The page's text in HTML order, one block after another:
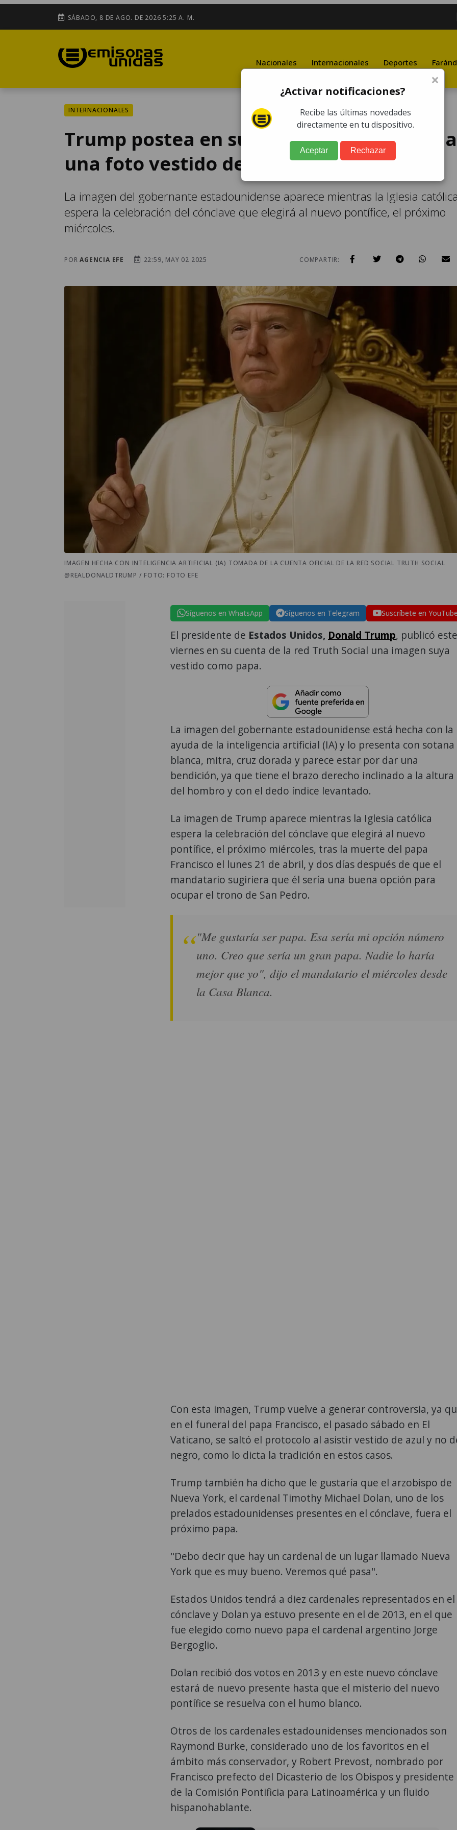
SÁBADO, 8 DE AGO. DE 2026 5:25 A. M.
Nacionales Internacionales Deportes
INTERNACIONALES
Trump postea en su cuenta de Truth
una foto vestido de papa
La imagen del gobernante estadounidense aparece mientras la Iglesia
espera la celebración del cónclave que elegirá al nuevo pontífice, el próximo
miércoles.
PORAGENCIA EFE 22:59, MAY 02 2025 COMPARTIR:
IMAGEN HECHA CON INTELIGENCIA ARTIFICIAL (IA) TOMADA DE LA CUENTA OFICIAL DE LA RED SOCIAL TRUTH SOCIAL
@REALDONALDTRUMP / FOTO: FOTO EFE
Síguenos en WhatsApp Síguenos en Telegram Suscríbete en
El presidente de Estados Unidos, Donald Trump, publicó este
viernes en su cuenta de la red Truth Social una imagen suya
vestido como papa.
La imagen del gobernante estadounidense está hecha con la
ayuda de la inteligencia artificial (IA) y lo presenta con sotana
blanca, mitra, cruz dorada y parece estar por dar una
bendición, ya que tiene el brazo derecho inclinado a la altura
del hombro y con el dedo índice levantado.
La imagen de Trump aparece mientras la Iglesia católica
espera la celebración del cónclave que elegirá al nuevo
pontífice, el próximo miércoles, tras la muerte del papa
Francisco el lunes 21 de abril, y dos días después de que el
mandatario sugiriera que él sería una buena opción para
ocupar el trono de San Pedro.
"Me gustaría ser papa. Esa sería mi opción número
uno. Creo que sería un gran papa. Nadie lo haría
mejor que yo", dijo el mandatario el miércoles desde
la Casa Blanca.
Con esta imagen, Trump vuelve a generar controversia, ya
en el funeral del papa Francisco, el pasado sábado en El
Vaticano, se saltó el protocolo al asistir vestido de azul y no
negro, como lo dicta la tradición en estos casos.
Trump también ha dicho que le gustaría que el arzobispo de
Nueva York, el cardenal Timothy Michael Dolan, uno de los
prelados estadounidenses presentes en el cónclave, fuera el
próximo papa.
"Debo decir que hay un cardenal de un lugar llamado Nueva
York que es muy bueno. Veremos qué pasa".
Estados Unidos tendrá a diez cardenales representados en el
cónclave y Dolan ya estuvo presente en el de 2013, en el que
fue elegido como nuevo papa el cardenal argentino Jorge
Bergoglio.
Dolan recibió dos votos en 2013 y en este nuevo cónclave
estará de nuevo presente hasta que el misterio del nuevo
pontífice se resuelva con el humo blanco.
Otros de los cardenales estadounidenses mencionados son
Raymond Burke, considerado uno de los favoritos en el
ámbito más conservador, y Robert Prevost, nombrado por
Francisco prefecto del Dicasterio de los Obispos y presidente
de la Comisión Pontificia para Latinoamérica y un fluido
hispanohablante.
×
¿Activar notificaciones?
Recibe las últimas novedades
directamente en tu dispositivo.
Aceptar Rechazar